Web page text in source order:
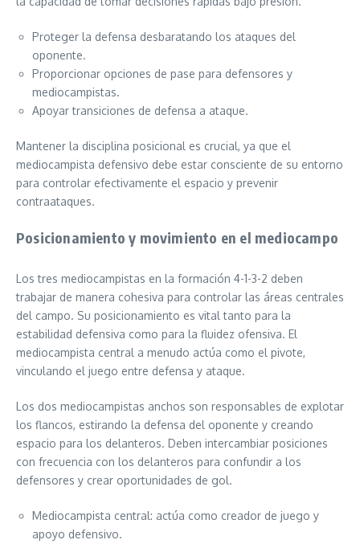
Proteger la defensa desbaratando los ataques del
oponente.
Proporcionar opciones de pase para defensores y
mediocampistas.
Apoyar transiciones de defensa a ataque.
Mantener la disciplina posicional es crucial, ya que el
mediocampista defensivo debe estar consciente de su entorno
para controlar efectivamente el espacio y prevenir
contraataques.
Posicionamiento y movimiento en el mediocampo
Los tres mediocampistas en la formación 4-1-3-2 deben
trabajar de manera cohesiva para controlar las áreas centrales
del campo. Su posicionamiento es vital tanto para la
estabilidad defensiva como para la fluidez ofensiva. El
mediocampista central a menudo actúa como el pivote,
vinculando el juego entre defensa y ataque.
Los dos mediocampistas anchos son responsables de explotar
los flancos, estirando la defensa del oponente y creando
espacio para los delanteros. Deben intercambiar posiciones
con frecuencia con los delanteros para confundir a los
defensores y crear oportunidades de gol.
Mediocampista central: actúa como creador de juego y
apoyo defensivo.